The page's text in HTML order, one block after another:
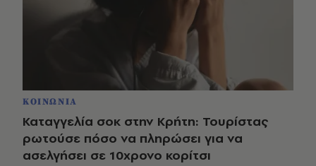
ΚΟΙΝΩΝΙΑ
Καταγγελία σοκ στην Κρήτη: Τουρίστας
ρωτούσε πόσο να πληρώσει για να
ασελγήσει σε 10χρονο κορίτσι